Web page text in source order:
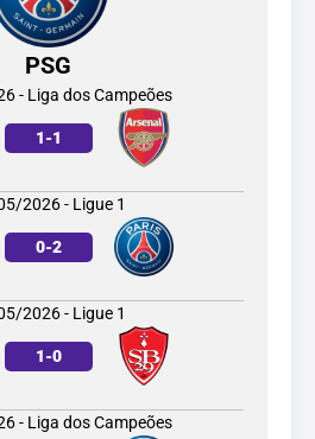
PSG
- Liga dos Campeões
1-1
2026 - Ligue 1
0-2
2026 - Ligue 1
1-0
- Liga dos Campeões